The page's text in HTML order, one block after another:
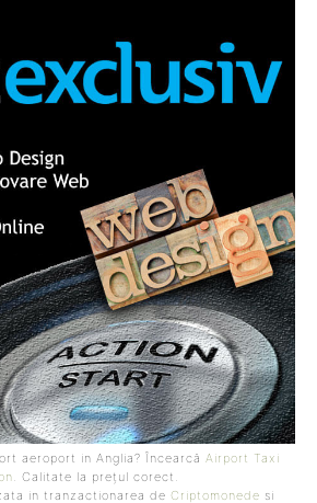
aeroport in Anglia? Încearcă Airport Taxi
. Calitate la prețul corect.
in tranzactionarea de Criptomonede si